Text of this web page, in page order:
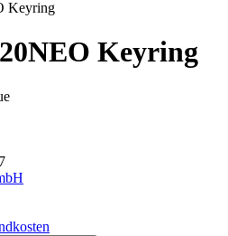
Keyring